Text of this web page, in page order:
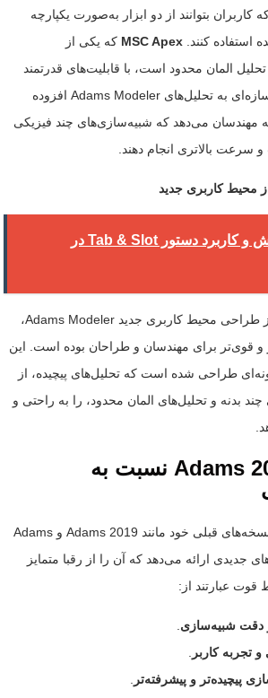
بتوانند از دو ابزار به‌صورت یکپارچه
استفاده کنند. MSC Apex که یکی از
المان محدود است، با قابلیت‌های قدرتمند
خود در زمینه تحلیل‌های سازه‌ای به تحلیل‌های Adams Modeler افزوده
مهندسان می‌دهد که شبیه‌سازی‌های چند فیزیکی
سرعت بالاتری انجام دهند.
محیط کاربری جدید
آموزش و کاربرد دستور Tab & Slot در
از طراحی محیط کاربری جدید Adams Modeler،
و قوی‌تر برای مهندسان و طراحان بوده است. این
طراحی شده است که تحلیل‌های پیچیده، از
بدنه و تحلیل‌های المان محدود، را به راحتی و
نسبت به
Adams 2024 نسبت به نسخه‌های قبلی خود مانند Adams 2019 و Adams
جدیدی ارائه می‌دهد که آن را از رقبا متمایز
قوت عبارتند از:
شبیه‌سازی.
و تجربه کاربر .
پیچیده‌تر و پیشرفته‌تر .